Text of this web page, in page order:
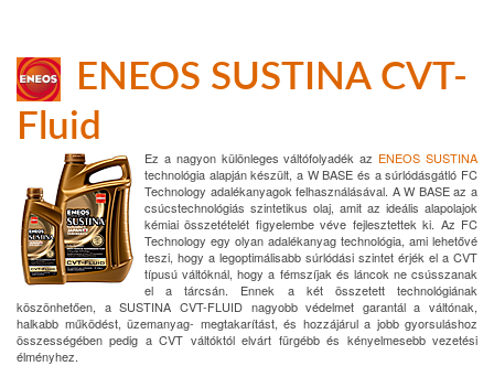
ENEOS SUSTINA CVT-
Fluid
Ez a nagyon különleges váltófolyadék az ENEOS SUSTINA
technológia alapján készült, a W BASE és a súrlódásgátló FC
Technology adalékanyagok felhasználásával. A W BASE az a
csúcstechnológiás szintetikus olaj, amit az ideális alapolajok
kémiai összetételét figyelembe véve fejlesztettek ki. Az FC
Technology egy olyan adalékanyag technológia, ami lehetővé
teszi, hogy a legoptimálisabb súrlódási szintet érjék el a CVT
típusú váltóknál, hogy a fémszíjak és láncok ne csússzanak
el a tárcsán. Ennek a két összetett technológiának
köszönhetően, a SUSTINA CVT-FLUID nagyobb védelmet garantál a váltónak,
halkabb működést, üzemanyag- megtakarítást, és hozzájárul a jobb gyorsuláshoz
összességében pedig a CVT váltóktól elvárt fürgébb és kényelmesebb vezetési
élményhez.